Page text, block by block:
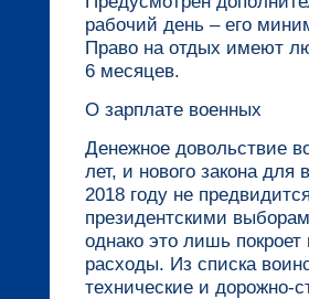
рабочий день – его
Право на отдых имеют
6 месяцев.
О зарплате военных
Денежное довольствие
лет, и нового закона для
2018 году не
президентскими
однако это лишь
расходы. Из списка
технические и дорожно-